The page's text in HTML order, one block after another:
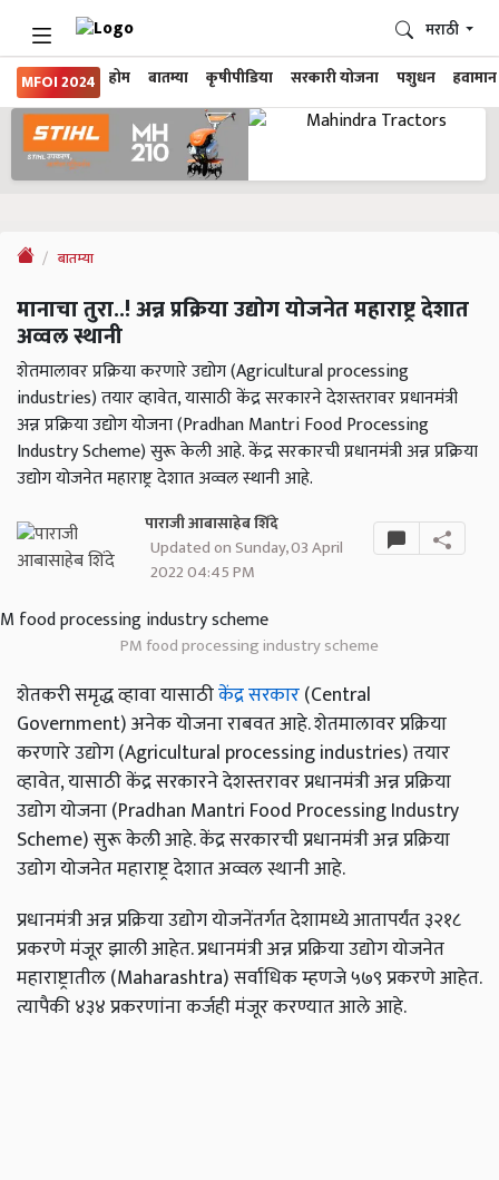
MFOI 2024 होम बातम्या कृषीपीडिया सरकारी योजना पशुधन हवामान
मराठी
बातम्या
मानाचा तुरा..! अन्न प्रक्रिया उद्योग योजनेत महाराष्ट्र देशात
अव्वल स्थानी
शेतमालावर प्रक्रिया करणारे उद्योग (Agricultural processing
industries) तयार व्हावेत, यासाठी केंद्र सरकारने देशस्तरावर प्रधानमंत्री
अन्न प्रक्रिया उद्योग योजना (Pradhan Mantri Food Processing
Industry Scheme) सुरू केली आहे. केंद्र सरकारची प्रधानमंत्री अन्न प्रक्रिया
उद्योग योजनेत महाराष्ट्र देशात अव्वल स्थानी आहे.
पाराजी आबासाहेब शिंदे
Updated on Sunday, 03 April
2022 04:45 PM
PM food processing industry scheme
शेतकरी समृद्ध व्हावा यासाठीकेंद्र सरकार(Central
Government) अनेक योजना राबवत आहे. शेतमालावर प्रक्रिया
करणारे उद्योग (Agricultural processing industries) तयार
व्हावेत, यासाठी केंद्र सरकारने देशस्तरावर प्रधानमंत्री अन्न प्रक्रिया
उद्योग योजना (Pradhan Mantri Food Processing Industry
Scheme) सुरू केली आहे. केंद्र सरकारची प्रधानमंत्री अन्न प्रक्रिया
उद्योग योजनेत महाराष्ट्र देशात अव्वल स्थानी आहे.
प्रधानमंत्री अन्न प्रक्रिया उद्योग योजनेंतर्गत देशामध्ये आतापर्यंत ३२१८
प्रकरणे मंजूर झाली आहेत. प्रधानमंत्री अन्न प्रक्रिया उद्योग योजनेत
महाराष्ट्रातील (Maharashtra) सर्वाधिक म्हणजे ५७९ प्रकरणे आहेत.
त्यापैकी ४३४ प्रकरणांना कर्जही मंजूर करण्यात आले आहे.